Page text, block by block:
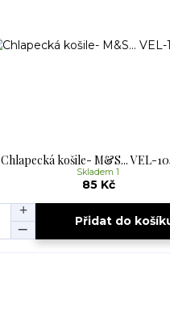
Chlapecká košile- M&S... VEL-
85 Kč
Skladem 1
Přidat do